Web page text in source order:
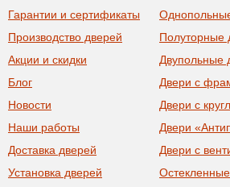
Гарантии и сертификаты
Производство дверей
Акции и скидки
Блог
Новости
Наши работы
Доставка дверей
Установка дверей
Полуторные
Двупольные
Двери с
Двери с
Двери
Двери с